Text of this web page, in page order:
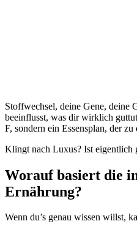
Stoffwechsel, deine Gene, deine
beeinflusst, was dir wirklich
F, sondern ein Essensplan, der zu
Klingt nach Luxus? Ist eigentlich
Worauf basiert die
Ernährung?
Wenn du’s genau wissen willst,